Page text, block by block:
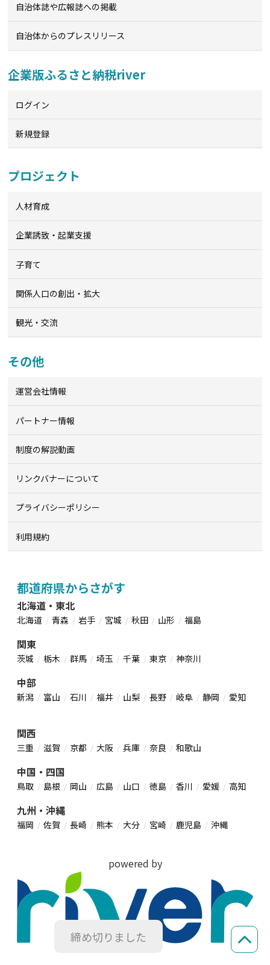
締め切りました
自治体誌や広報誌への掲載
自治体からのプレスリリース
企業版ふるさと納税river
ログイン
新規登録
プロジェクト
人材育成
企業誘致・起業支援
子育て
関係人口の創出・拡大
観光・交流
その他
運営会社情報
パートナー情報
制度の解説動画
リンクバナーについて
プライバシーポリシー
利用規約
都道府県からさがす
北海道・東北
北海道 青森 岩手 宮城 秋田 山形 福島
関東
茨城 栃木 群馬 埼玉 千葉 東京 神奈川
中部
新潟 富山 石川 福井 山梨 長野 岐阜 静岡 愛知
関西
三重 滋賀 京都 大阪 兵庫 奈良 和歌山
中国・四国
鳥取 島根 岡山 広島 山口 徳島 香川 愛媛 高知
九州・沖縄
福岡 佐賀 長崎 熊本 大分 宮崎 鹿児島 沖縄
powered by